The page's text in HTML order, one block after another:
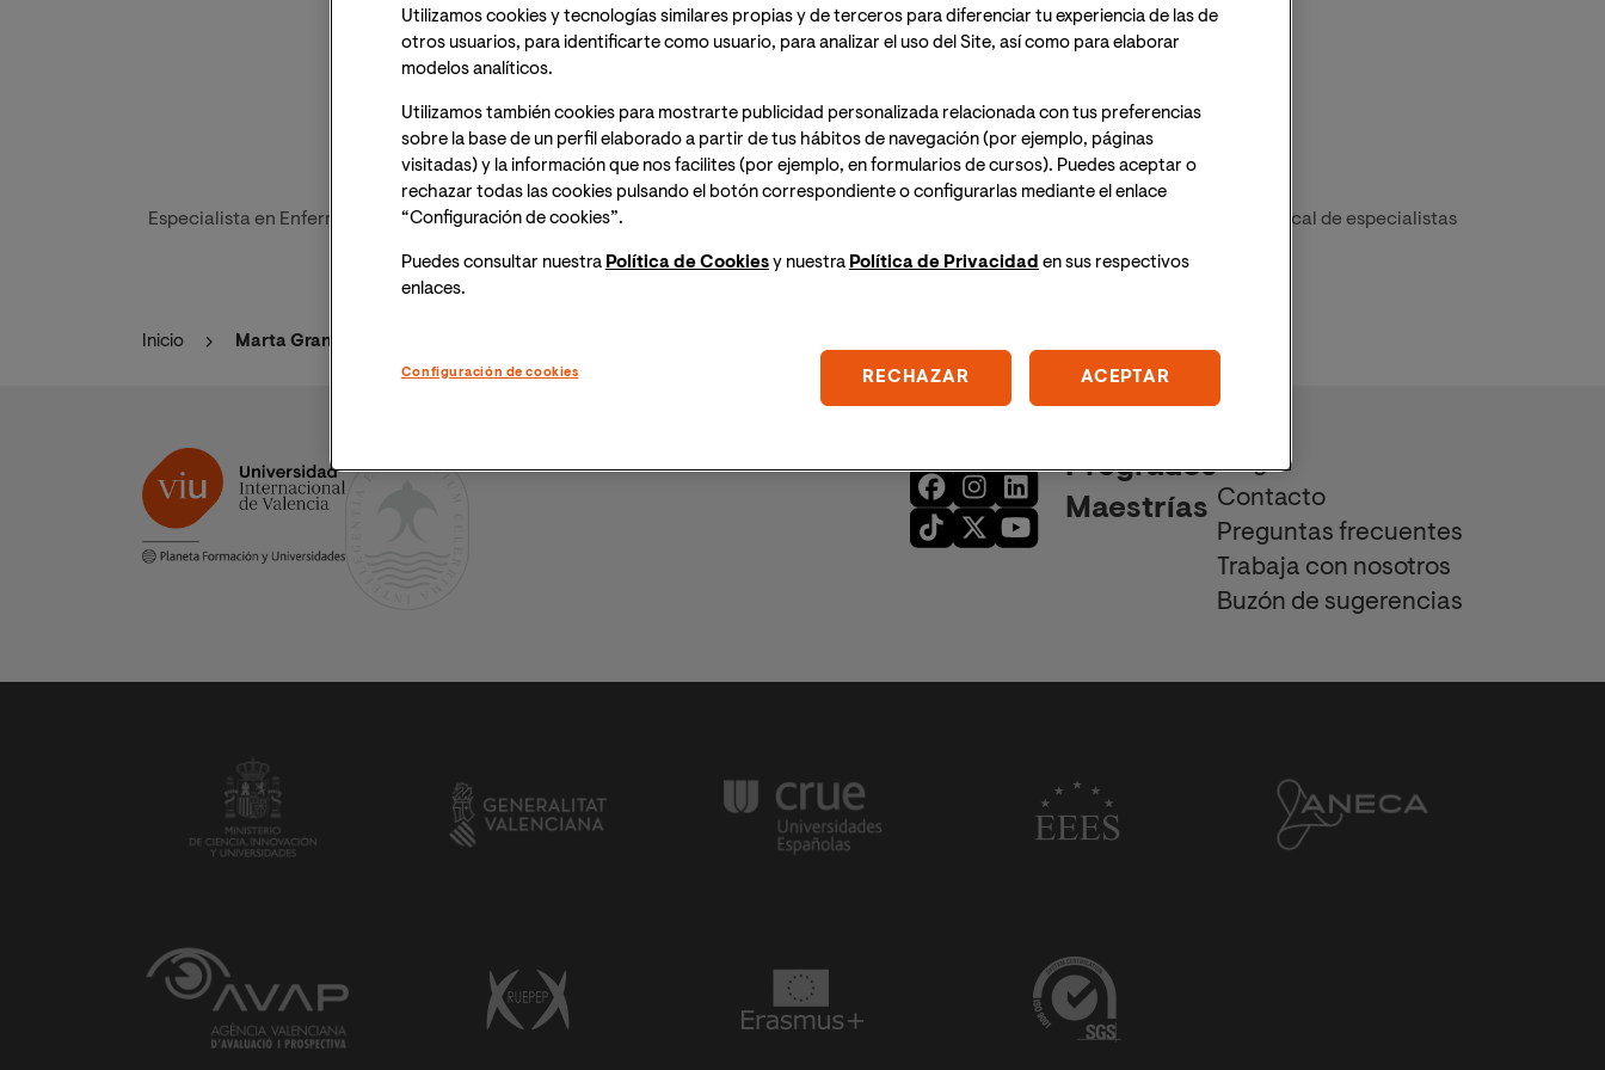
Especialista en Enfermería Familiar y Comunitaria en CS Altea, Alicante. Referente en atención comunitaria en ZBS Altea, Alicante . Vocal de especialistas
Inicio Marta Gran Justicia
Pregrados
Maestrías
Blog
Contacto
Preguntas frecuentes
Trabaja con nosotros
Buzón de sugerencias
Utilizamos cookies y tecnologías similares propias y de terceros para diferenciar tu experiencia de las de
otros usuarios, para identificarte como usuario, para analizar el uso del Site, así como para elaborar
modelos analíticos.
Utilizamos también cookies para mostrarte publicidad personalizada relacionada con tus preferencias
sobre la base de un perfil elaborado a partir de tus hábitos de navegación (por ejemplo, páginas
visitadas) y la información que nos facilites (por ejemplo, en formularios de cursos). Puedes aceptar o
rechazar todas las cookies pulsando el botón correspondiente o configurarlas mediante el enlace
“Configuración de cookies”.
Puedes consultar nuestra Política de Cookiesy nuestra Política de Privacidad en sus respectivos
enlaces.
Configuración de cookies RECHAZAR ACEPTAR